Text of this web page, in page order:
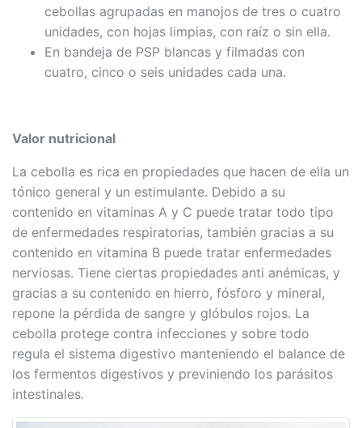
cebollas agrupadas en manojos de tres o cuatro
unidades, con hojas limpias, con raíz o sin ella.
En bandeja de PSP blancas y filmadas con
cuatro, cinco o seis unidades cada una.
Valor nutricional
La cebolla es rica en propiedades que hacen de ella un
tónico general y un estimulante. Debido a su
contenido en vitaminas A y C puede tratar todo tipo
de enfermedades respiratorias, también gracias a su
contenido en vitamina B puede tratar enfermedades
nerviosas. Tiene ciertas propiedades anti anémicas, y
gracias a su contenido en hierro, fósforo y mineral,
repone la pérdida de sangre y glóbulos rojos. La
cebolla protege contra infecciones y sobre todo
regula el sistema digestivo manteniendo el balance de
los fermentos digestivos y previniendo los parásitos
intestinales.